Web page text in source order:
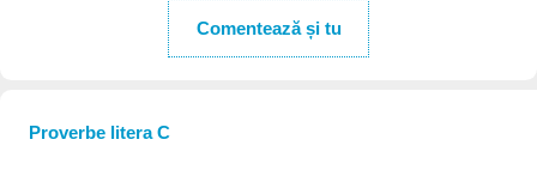
Comentează și tu
Proverbe litera C